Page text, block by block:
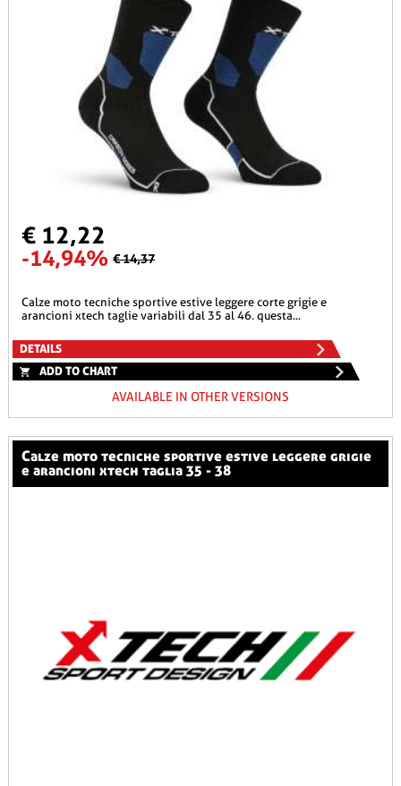
€ 12,22
-14,94% € 14,37
calze moto tecniche sportive estive leggere corte grigie e
arancioni xtech taglie variabili dal 35 al 46. questa...
DETAILS
ADD TO CHART
AVAILABLE IN OTHER VERSIONS
calze moto tecniche sportive estive leggere grigie
e arancioni xtech taglia 35 - 38